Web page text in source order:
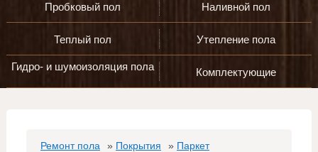
Пробковый пол Наливной пол
Теплый пол Утепление пола
Гидро- и шумоизоляция пола Комплектующие
Ремонт пола » Покрытия » Паркет